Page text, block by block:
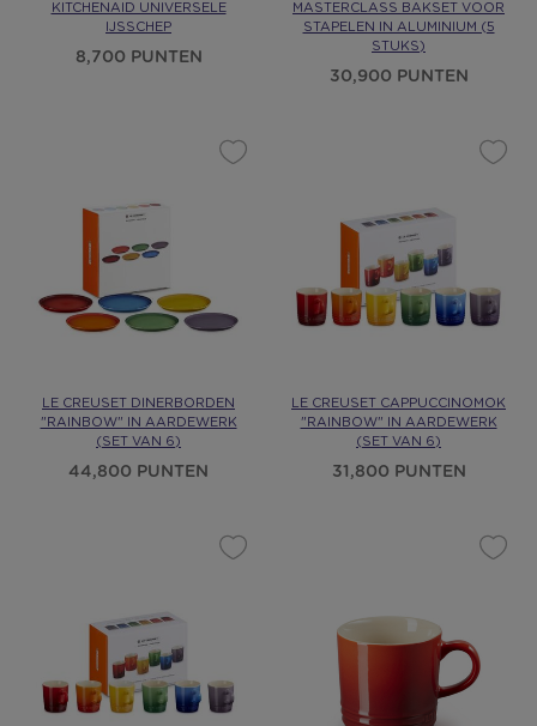
KITCHENAID UNIVERSELE
IJSSCHEP
8,700 PUNTEN
MASTERCLASS BAKSET VOOR
STAPELEN IN ALUMINIUM (5
STUKS)
30,900 PUNTEN
LE CREUSET DINERBORDEN
"RAINBOW" IN AARDEWERK
(SET VAN 6)
44,800 PUNTEN
LE CREUSET CAPPUCCINOMOK
"RAINBOW" IN AARDEWERK
(SET VAN 6)
31,800 PUNTEN